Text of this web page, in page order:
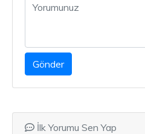
Gönder
İlk Yorumu Sen Yap